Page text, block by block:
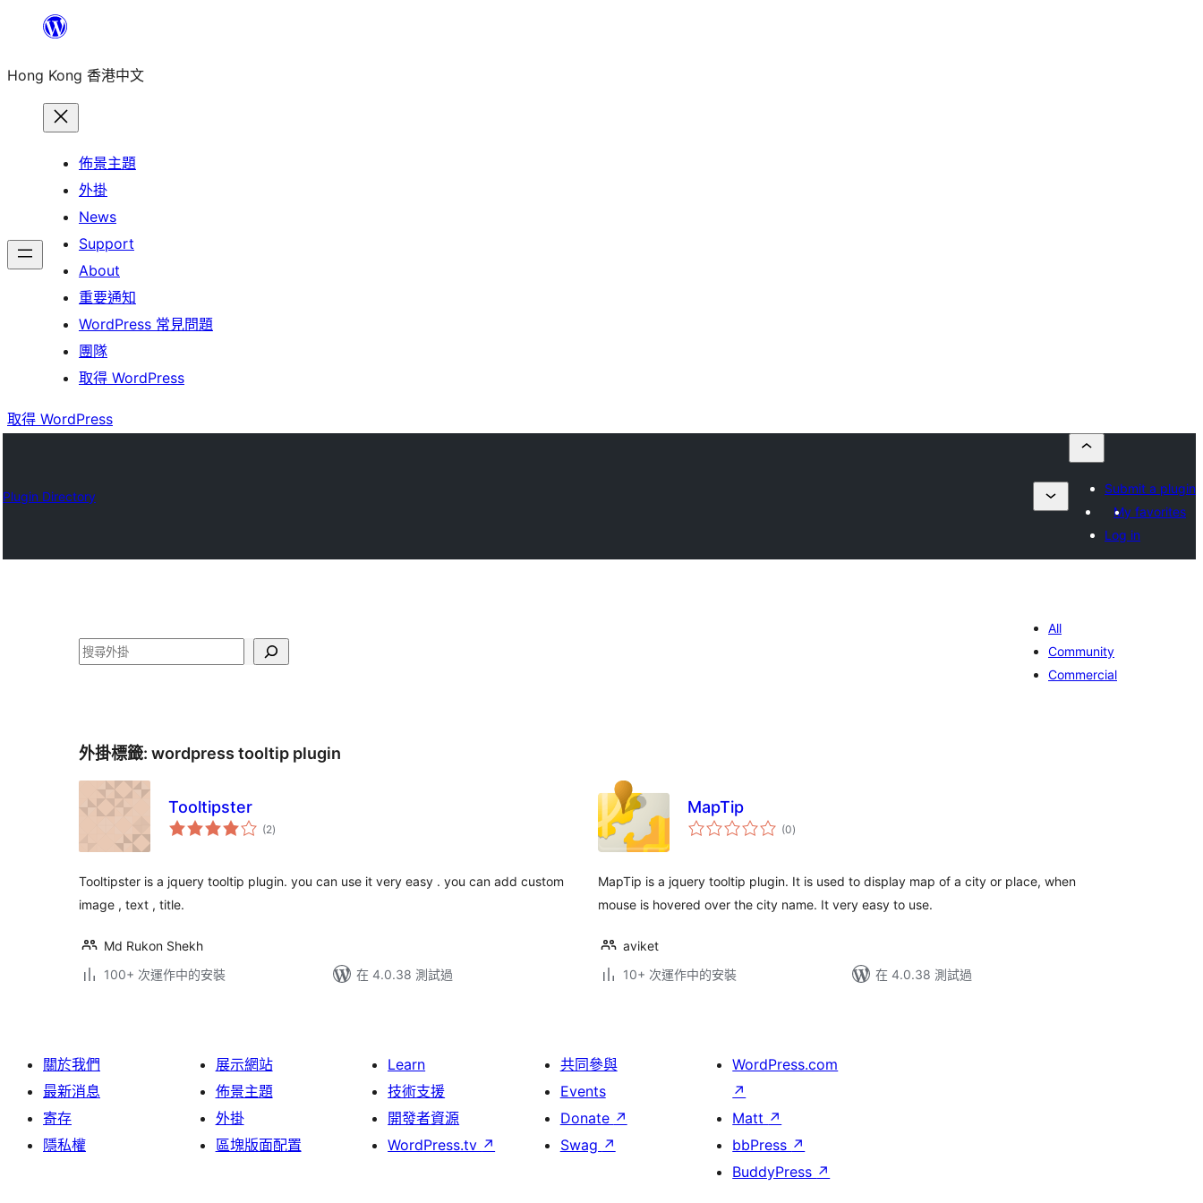
主
Hong Kong 香港中文
佈景主題
外掛
News
Support
About
重要通知
WordPress 常見問題
團隊
取得 WordPress
取得 WordPress
Plugin Directory
Submit a plugin
My favorites
Log in
搜
All
Community
Commercial
外掛標籤: wordpress tooltip plugin
Tooltipster
(2總
評)
Tooltipster is a jquery tooltip plugin. you can use it very easy . you can add custom
image , text , title.
Md Rukon Shekh
100+ 次運作中的安裝
在 4.0.38 測試過
MapTip
(0總
評)
MapTip is a jquery tooltip plugin. It is used to display map of a city or place, when
mouse is hovered over the city name. It very easy to use.
aviket
10+ 次運作中的安裝
在 4.0.38 測試過
關於我們
最新消息
寄存
隱私權
展示網站
佈景主題
外掛
區塊版面配置
Learn
技術支援
開發者資源
WordPress.tv ↗
共同參與
Events
Donate ↗
Swag ↗
WordPress.com
↗
Matt ↗
bbPress ↗
BuddyPress ↗